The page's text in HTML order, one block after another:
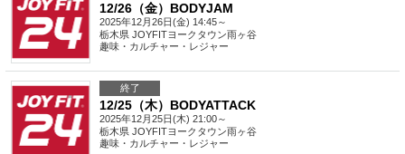
12/26（金）BODYJAM
2025年12月26日(金) 14:45～
栃木県 JOYFITヨークタウン雨ヶ谷
趣味・カルチャー・レジャー
終了
12/25（木）BODYATTACK
2025年12月25日(木) 21:00～
栃木県 JOYFITヨークタウン雨ヶ谷
趣味・カルチャー・レジャー